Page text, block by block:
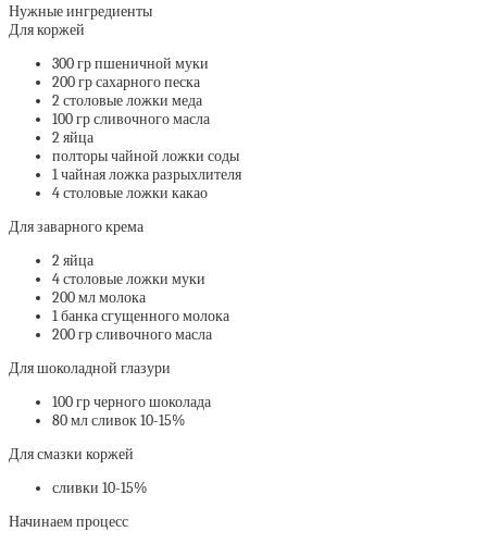
Нужные ингредиенты
Для коржей
300 гр пшеничной муки
200 гр сахарного песка
2 столовые ложки меда
100 гр сливочного масла
2 яйца
полторы чайной ложки соды
1 чайная ложка разрыхлителя
4 столовые ложки какао
Для заварного крема
2 яйца
4 столовые ложки муки
200 мл молока
1 банка сгущенного молока
200 гр сливочного масла
Для шоколадной глазури
100 гр черного шоколада
80 мл сливок 10-15%
Для смазки коржей
сливки 10-15%
Начинаем процесс